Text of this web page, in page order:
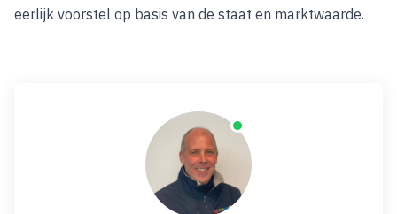
eerlijk voorstel op basis van de staat en marktwaarde.